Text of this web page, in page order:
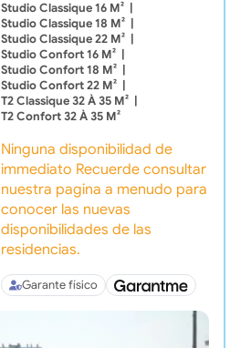
Studio Classique 16 M²
Studio Classique 18 M²
Studio Classique 22 M²
Studio Confort 16 M²
Studio Confort 18 M²
Studio Confort 22 M²
T2 Classique 32 À 35 M²
T2 Confort 32 À 35 M²
Ninguna disponibilidad de
immediato Recuerde consultar
nuestra pagina a menudo para
conocer las nuevas
disponibilidades de las
residencias.
Garante físico